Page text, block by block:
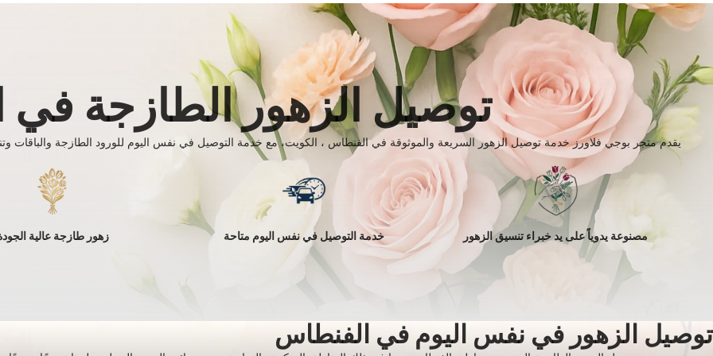
توصيل الزهور الطازجة في
يقدم متجر بوجي فلاورز خدمة توصيل الزهور السريعة والموثوقة في الفنطاس ، الكويت، مع خدمة التوصيل في نفس اليوم للورود الطازجة والباقات
زهور طازجة عالية خدمة التوصيل في نفس اليوم متاحة مصنوعة يدوياً على يد خبراء تنسيق الزهور
توصيل الزهور في نفس اليوم في الفنطاس